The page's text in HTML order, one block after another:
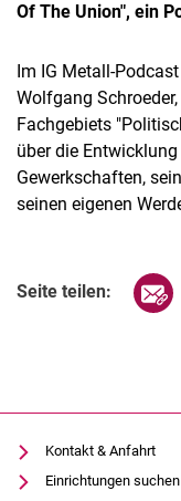
Alle Meldungen
Of The Union", ein
Im IG Metall-Podcast
Wolfgang
Fachgebiets
über die
Gewerkschaften,
seinen eigenen
Seite teilen:
Kontakt & Anfahrt
Einrichtungen suchen